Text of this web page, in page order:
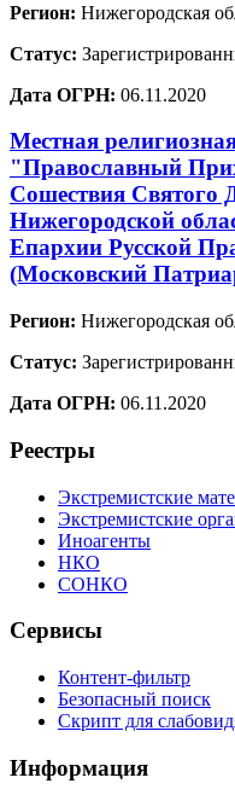
Регион: Нижегородская
Статус:
Дата ОГРН: 06.11.2020
Местная
"Православный
Сошествия Святого
Нижегородской
Епархии Русской
(Московский
Регион: Нижегородская
Статус:
Дата ОГРН: 06.11.2020
Реестры
Экстремистские
Экстремистские
Иноагенты
НКО
СОНКО
Сервисы
Контент-фильтр
Безопасный поиск
Скрипт для
Информация